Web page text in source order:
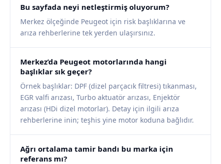
Bu sayfada neyi netleştirmiş oluyorum?
Merkez ölçeğinde Peugeot için risk başlıklarına ve
arıza rehberlerine tek yerden ulaşırsınız.
Merkez’da Peugeot motorlarında hangi
başlıklar sık geçer?
Örnek başlıklar: DPF (dizel parçacık filtresi) tıkanması,
EGR valfi arızası, Turbo aktuatör arızası, Enjektör
arızası (HDi dizel motorlar). Detay için ilgili arıza
rehberlerine inin; teşhis yine motor koduna bağlıdır.
Ağrı ortalama tamir bandı bu marka için
referans mı?